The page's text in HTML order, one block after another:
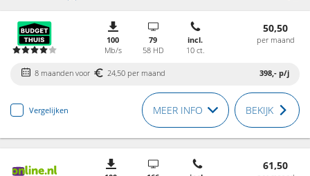
100
Mb/s
79
58 HD
incl.
10 ct.
50,50
per maand
8 maanden voor 24,50 per maand 398,- p/j
Vergelijken MEER INFO BEKIJK
61,50